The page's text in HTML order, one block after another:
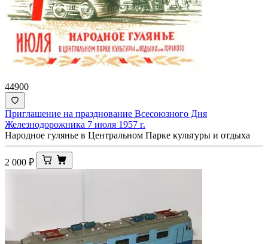
44900
Приглашение на празднование Всесоюзного Дня
Железнодорожника 7 июля 1957 г.
Народное гулянье в Центральном Парке культуры и отдыха
2 000 ₽